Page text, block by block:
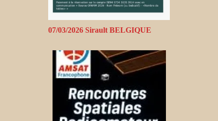
07/03/2026 Sirault BELGIQUE